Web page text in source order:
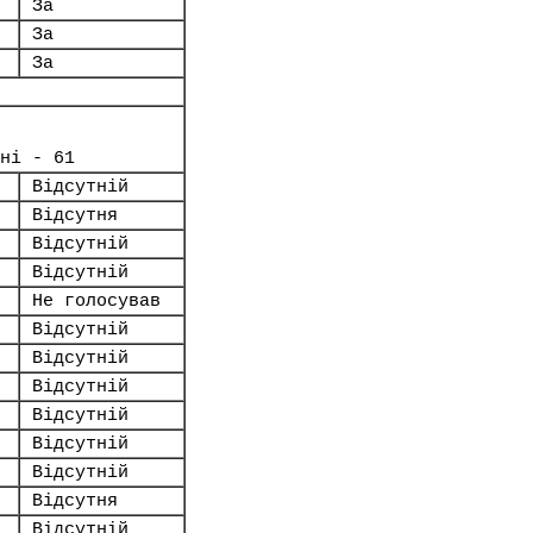
За
За
За
- 61
Відсутній
Відсутня
Відсутній
Відсутній
Не голосував
Відсутній
Відсутній
Відсутній
Відсутній
Відсутній
Відсутній
Відсутня